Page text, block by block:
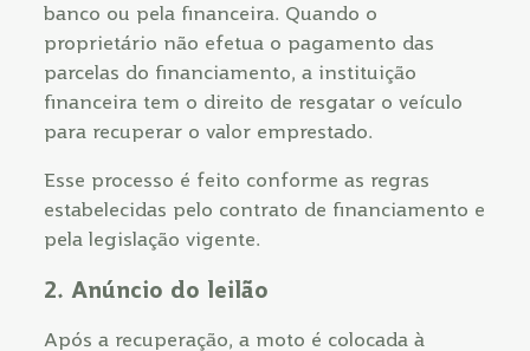
banco ou pela financeira. Quando o
proprietário não efetua o pagamento das
parcelas do financiamento, a instituição
financeira tem o direito de resgatar o veículo
para recuperar o valor emprestado.
Esse processo é feito conforme as regras
estabelecidas pelo contrato de financiamento e
pela legislação vigente.
2. Anúncio do leilão
Após a recuperação, a moto é colocada à